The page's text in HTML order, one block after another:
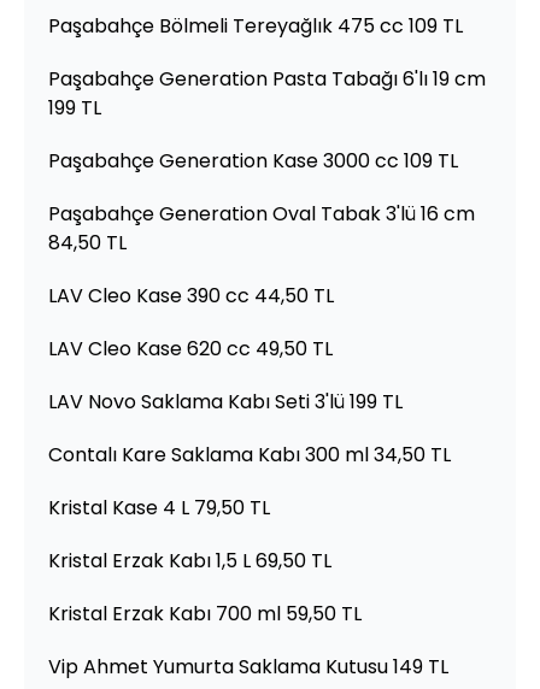
Paşabahçe Bölmeli Tereyağlık 475 cc 109 TL
Paşabahçe Generation Pasta Tabağı 6'lı 19 cm
199 TL
Paşabahçe Generation Kase 3000 cc 109 TL
Paşabahçe Generation Oval Tabak 3'lü 16 cm
84,50 TL
LAV Cleo Kase 390 cc 44,50 TL
LAV Cleo Kase 620 cc 49,50 TL
LAV Novo Saklama Kabı Seti 3'lü 199 TL
Contalı Kare Saklama Kabı 300 ml 34,50 TL
Kristal Kase 4 L 79,50 TL
Kristal Erzak Kabı 1,5 L 69,50 TL
Kristal Erzak Kabı 700 ml 59,50 TL
Vip Ahmet Yumurta Saklama Kutusu 149 TL